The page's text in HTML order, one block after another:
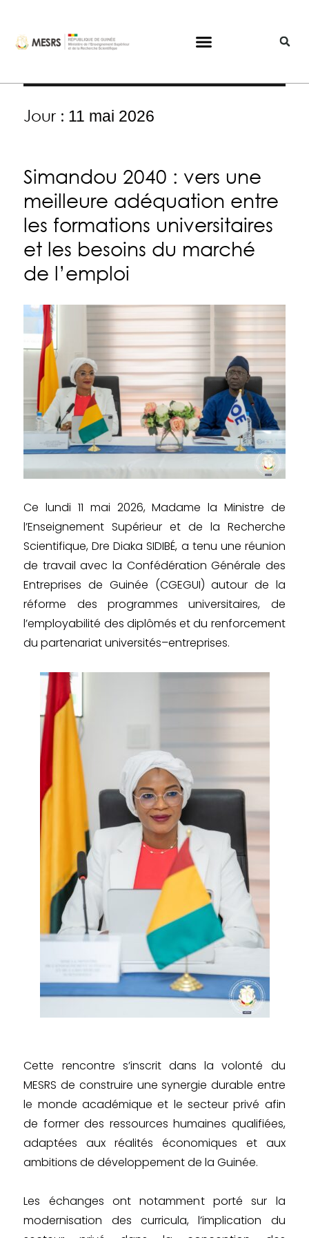
Jour : 11 mai 2026
Simandou 2040 : vers une
meilleure adéquation entre
les formations universitaires
et les besoins du marché
de l’emploi
Ce lundi 11 mai 2026, Madame la Ministre de
l’Enseignement Supérieur et de la Recherche
Scientifique, Dre Diaka SIDIBÉ, a tenu une réunion
de travail avec la Confédération Générale des
Entreprises de Guinée (CGEGUI) autour de la
réforme des programmes universitaires, de
l’employabilité des diplômés et du renforcement
du partenariat universités–entreprises.
Cette rencontre s’inscrit dans la volonté du
MESRS de construire une synergie durable entre
le monde académique et le secteur privé afin
de former des ressources humaines qualifiées,
adaptées aux réalités économiques et aux
ambitions de développement de la Guinée.
Les échanges ont notamment porté sur la
modernisation des curricula, l’implication du